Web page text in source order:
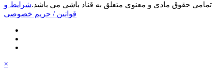
تمامی حقوق مادی و معنوی متعلق به قناد باشی می باشد.شرایط و
قوانین/ حریم خصوصی
×